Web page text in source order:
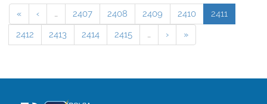
« ‹ … 2407 2408 2409 2410
2411
2412
2413 2414 2415 … › »